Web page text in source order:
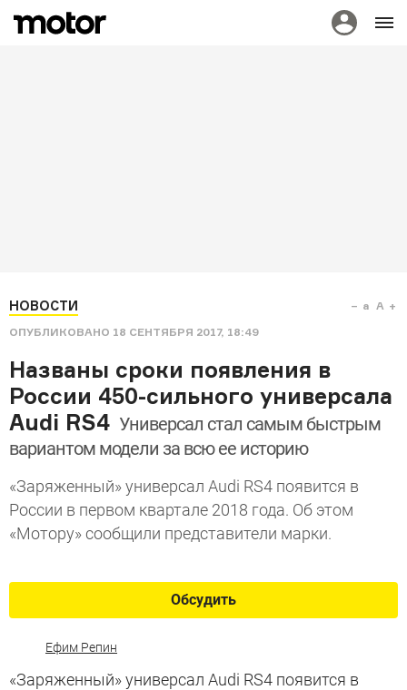
НОВОСТИ
ОПУБЛИКОВАНО 18 СЕНТЯБРЯ 2017, 18:49
a A
Названы сроки появления в
России 450-сильного универсала
Audi RS4 Универсал стал самым быстрым
вариантом модели за всю ее историю
«Заряженный» универсал Audi RS4 появится в
России в первом квартале 2018 года. Об этом
«Мотору» сообщили представители марки.
Обсудить
Ефим Репин
«Заряженный» универсал Audi RS4 появится в